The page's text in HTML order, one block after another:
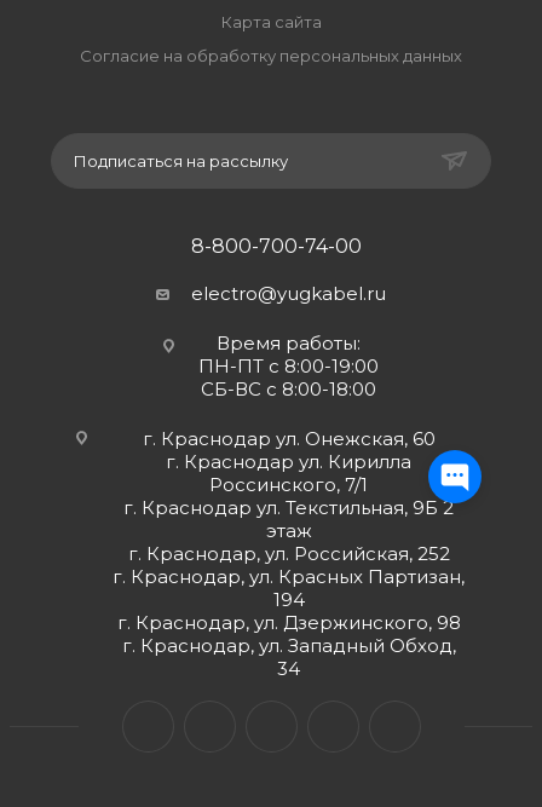
Карта сайта
Согласие на обработку персональных данных
Подписаться на рассылку
8-800-700-74-00
electro@yugkabel.ru
Время работы:
ПН-ПТ с 8:00-19:00
СБ-ВС с 8:00-18:00
г. Краснодар ул. Онежская, 60
г. Краснодар ул. Кирилла
Россинского, 7/1
г. Краснодар ул. Текстильная, 9Б 2
этаж
г. Краснодар, ул. Российская, 252
г. Краснодар, ул. Красных Партизан,
194
г. Краснодар, ул. Дзержинского, 98
г. Краснодар, ул. Западный Обход,
34